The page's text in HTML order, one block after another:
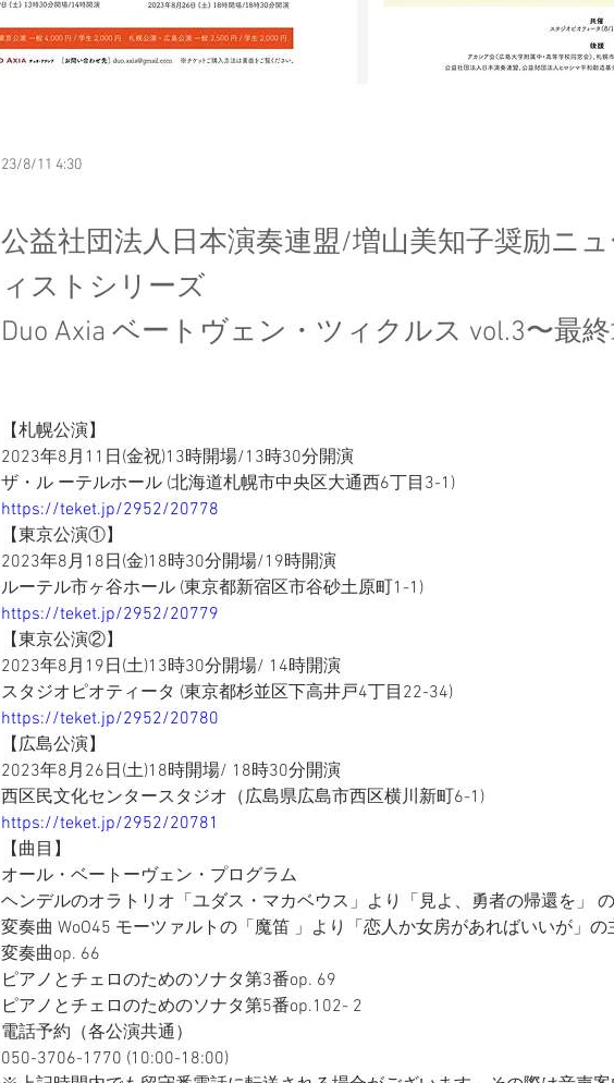
23/8/11 4:30
公益社団法人日本演奏連盟/増山美知子奨励ニ
ィストシリーズ
Duo Axia ベートヴェン・ツィクルス vol.3〜最
【札幌公演】
2023年8月11日(金祝)13時開場/13時30分開演
ザ・ル ーテルホール (北海道札幌市中央区大通西6丁目3-1)
https://teket.jp/2952/20778
【東京公演①】
2023年8月18日(金)18時30分開場/19時開演
ルーテル市ヶ谷ホール (東京都新宿区市谷砂土原町1-1)
https://teket.jp/2952/20779
【東京公演②】
2023年8月19日(土)13時30分開場/ 14時開演
スタジオピオティータ (東京都杉並区下高井戸4丁目22-34)
https://teket.jp/2952/20780
【広島公演】
2023年8月26日(土)18時開場/ 18時30分開演
西区民文化センタースタジオ（広島県広島市西区横川新町6-1)
https://teket.jp/2952/20781
【曲目】
オール・ベートーヴェン・プログラム
ヘンデルのオラトリオ「ユダス・マカベウス」より「見よ、勇者の帰還を」
変奏曲 WoO45 モーツァルトの「魔笛 」より「恋人か女房があればいいが」
変奏曲op. 66
ピアノとチェロのためのソナタ第3番op. 69
ピアノとチェロのためのソナタ第5番op.102- 2
電話予約（各公演共通）
050-3706-1770 (10:00-18:00)